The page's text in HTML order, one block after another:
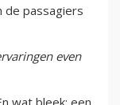
de passagiers
even
wat bleek: een